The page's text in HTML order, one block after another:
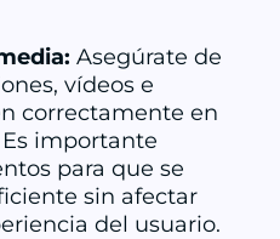
Asegúrate de
vídeos e
correctamente en
importante
para que se
sin afectar
del usuario.